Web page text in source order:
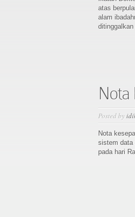
atas
alam
Nota
Posted by
Nota
sistem data
pada hari